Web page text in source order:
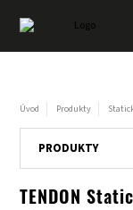
Úvod Produkty
PRODUKTY
TENDON